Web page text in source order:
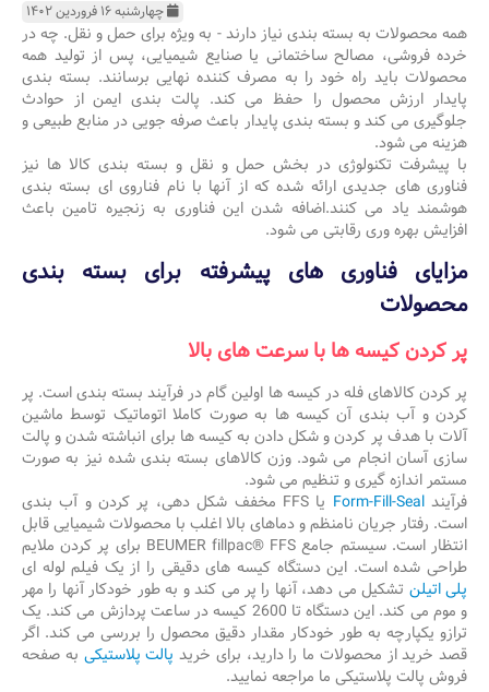
چهارشنبه ۱۶ فروردین ۱۴۰۲
همه محصولات به بسته بندی نیاز دارند - به ویژه برای حمل و نقل. چه در
خرده فروشی، مصالح ساختمانی یا صنایع شیمیایی، پس از تولید همه
محصولات باید راه خود را به مصرف کننده نهایی برسانند. بسته بندی
پایدار ارزش محصول را حفظ می کند. پالت بندی ایمن از حوادث
جلوگیری می کند و بسته بندی پایدار باعث صرفه جویی در منابع طبیعی و
هزینه می شود.
با پیشرفت تکنولوژی در بخش حمل و نقل و بسته بندی کالا ها نیز
فناوری های جدیدی ارائه شده که از آنها با نام فناروی ای بسته بندی
هوشمند یاد می کنند.اضافه شدن این فناوری به زنجیره تامین باعث
افزایش بهره وری رقابتی می شود.
مزایای فناوری های پیشرفته برای بسته بندی
محصولات
پر کردن کیسه ها با سرعت های بالا
پر کردن کالاهای فله در کیسه ها اولین گام در فرآیند بسته بندی است. پر
کردن و آب بندی آن کیسه ها به صورت کاملا اتوماتیک توسط ماشین
آلات با هدف پر کردن و شکل دادن به کیسه ها برای انباشته شدن و پالت
سازی آسان انجام می شود. وزن کالاهای بسته بندی شده نیز به صورت
مستمر اندازه گیری و تنظیم می شود.
فرآیندForm-Fill-Seal
یا FFS مخفف شکل دهی، پر کردن و آب بندی
است. رفتار جریان نامنظم و دماهای بالا اغلب با محصولات شیمیایی قابل
انتظار است. سیستم جامع BEUMER fillpac® FFS برای پر کردن ملایم
طراحی شده است. این دستگاه کیسه های دقیقی را از یک فیلم لوله ای
پلی اتیلن تشکیل می دهد، آنها را پر می کند و به طور خودکار آنها را مهر
و موم می کند. این دستگاه تا 2600 کیسه در ساعت پردازش می کند. یک
ترازو یکپارچه به طور خودکار مقدار دقیق محصول را بررسی می کند. اگر
قصد خرید از محصولات ما را دارید، برای خرید پالت پلاستیکی به صفحه
فروش پالت پلاستیکی ما مراجعه نمایید.